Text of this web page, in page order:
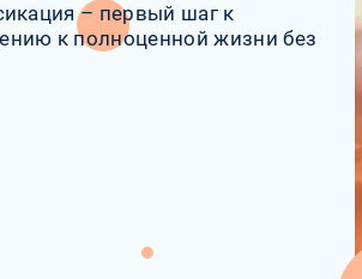
– первый шаг к
к полноценной жизни без